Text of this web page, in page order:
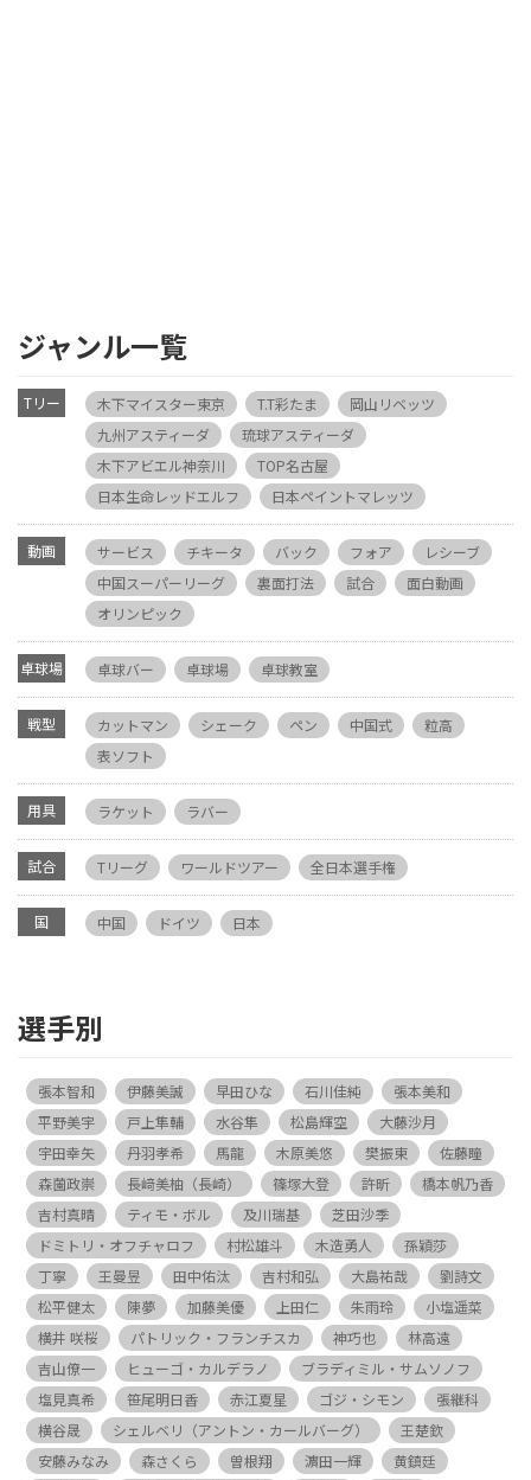
ジャンル一覧
Tリー
木下マイスター東京 T.T彩たま
岡山リベッツ
九州アスティーダ
琉球アスティーダ
木下アビエル神奈川
TOP名古屋
日本生命レッドエルフ
日本ペイントマレッツ
動画 サービス チキータ バック フォア
レシーブ
中国スーパーリーグ
裏面打法 試合
面白動画
オリンピック
卓球場 卓球バー 卓球場 卓球教室
戦型 カットマン シェーク ペン 中国式
粒高
表ソフト
用具 ラケット ラバー
試合 Tリーグ ワールドツアー 全日本選手権
国 中国 ドイツ 日本
選手別
張本智和 伊藤美誠 早田ひな 石川佳純
張本美和
平野美宇
戸上隼輔 水谷隼 松島輝空
大藤沙月
宇田幸矢
丹羽孝希 馬龍 木原美悠 樊振東
佐藤瞳
森薗政崇
長﨑美柚（長崎） 篠塚大登 許昕
橋本帆乃香
吉村真晴
ティモ・ボル 及川瑞基
芝田沙季
ドミトリ・オフチャロフ
村松雄斗 木造勇人
孫穎莎
丁寧
王曼昱 田中佑汰 吉村和弘 大島祐哉
劉詩文
松平健太
陳夢 加藤美優 上田仁 朱雨玲
小塩遥菜
横井 咲桜
パトリック・フランチスカ 神巧也
林高遠
吉山僚一
ヒューゴ・カルデラノ
ブラディミル・サムソノフ
塩見真希
笹尾明日香 赤江夏星 ゴジ・シモン
張継科
横谷晟
シェルベリ（アントン・カールバーグ）
王楚欽
安藤みなみ
森さくら 曽根翔 濵田一輝
黄鎮廷